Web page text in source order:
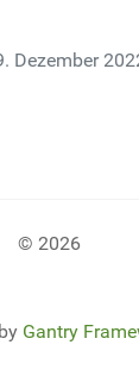
Dezember
DGGT e.V.
© 2026
Gantry